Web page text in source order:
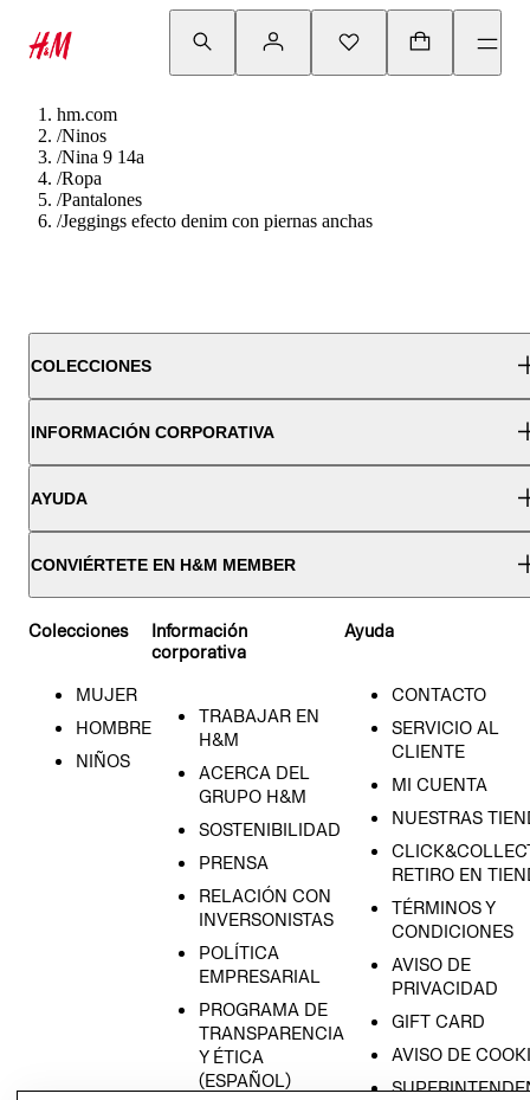
hm.com
/Ninos
/Nina 9 14a
/Ropa
/Pantalones
/Jeggings efecto denim con piernas anchas
COLECCIONES
INFORMACIÓN CORPORATIVA
AYUDA
CONVIÉRTETE EN H&M MEMBER
Colecciones
MUJER
HOMBRE
NIÑOS
Información
corporativa
TRABAJAR EN
H&M
ACERCA DEL
GRUPO H&M
SOSTENIBILIDAD
PRENSA
RELACIÓN CON
INVERSONISTAS
POLÍTICA
EMPRESARIAL
PROGRAMA DE
TRANSPARENCIA
Y ÉTICA
(ESPAÑOL)
Ayuda
CONTACTO
SERVICIO AL
CLIENTE
MI CUENTA
NUESTRAS
RETIRO EN
TÉRMINOS Y
CONDICIONES
AVISO DE
PRIVACIDAD
GIFT CARD
AVISO DE